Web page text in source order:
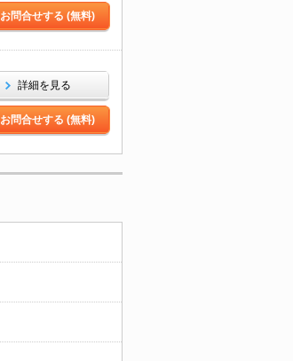
お問合せする (無料)
詳細を見る
お問合せする (無料)